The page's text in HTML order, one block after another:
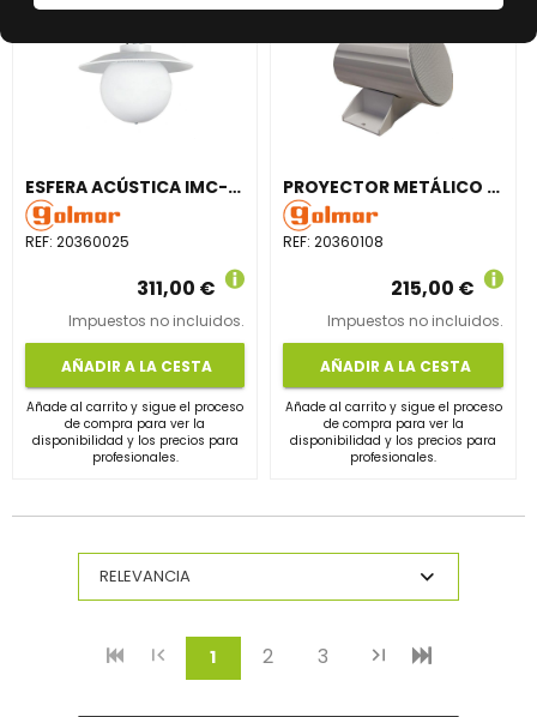
ESFERA ACÚSTICA IMC-250T ALTAVOZ 2 VÍAS BLANCO
REF: 20360025
311,00 €
Impuestos no incluidos.
AÑADIR A LA CESTA
Añade al carrito y sigue el proceso
de compra para ver la
disponibilidad y los precios para
profesionales.
PROYECTOR METÁLICO CIRCULAR CELL-10BDTC 2 ALTAVOZ
REF:20360108
215,00 €
Impuestos no incluidos.
AÑADIR A LA CESTA
Añade al carrito y sigue el proceso
de compra para ver la
disponibilidad y los precios para
profesionales.
1(current)
2 3